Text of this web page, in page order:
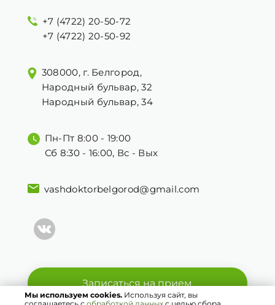
+7 (4722) 20-50-72
+7 (4722) 20-50-92
308000, г. Белгород,
Народный бульвар, 32
Народный бульвар, 34
Пн-Пт 8:00 - 19:00
Сб 8:30 - 16:00, Вс - Вых
vashdoktorbelgorod@gmail.com
Записаться на прием
Мы используем cookies. Используя сайт, вы